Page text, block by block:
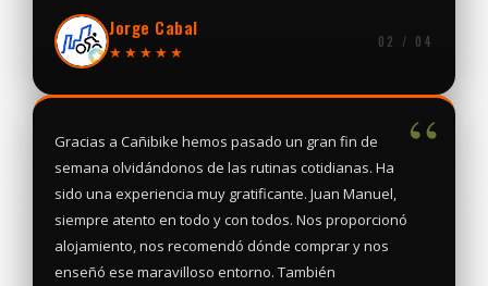
Jorge Cabal
★★★★★
02 / 04
“
Gracias a Cañibike hemos pasado un gran fin de
semana olvidándonos de las rutinas cotidianas. Ha
sido una experiencia muy gratificante. Juan Manuel,
siempre atento en todo y con todos. Nos proporcionó
alojamiento, nos recomendó dónde comprar y nos
enseñó ese maravilloso entorno. También